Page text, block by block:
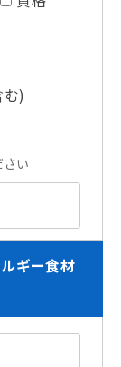
む)
い
ギー食材